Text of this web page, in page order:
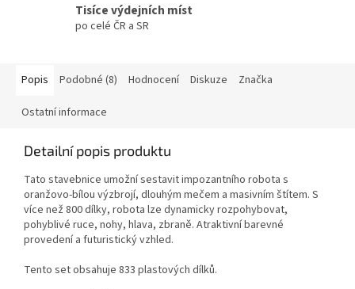
Tisíce výdejních míst
po celé ČR a SR
Popis Podobné (8) Hodnocení Diskuze Značka
Ostatní informace
Detailní popis produktu
Tato stavebnice umožní sestavit impozantního robota s
oranžovo-bílou výzbrojí, dlouhým mečem a masivním štítem. S
více než 800 dílky, robota lze dynamicky rozpohybovat,
pohyblivé ruce, nohy, hlava, zbraně. Atraktivní barevné
provedení a futuristický vzhled.
Tento set obsahuje 833 plastových dílků.